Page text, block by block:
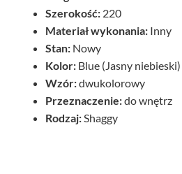
Szerokość: 220
Materiał wykonania: Inny
Stan: Nowy
Kolor: Blue (Jasny niebieski)
Wzór:dwukolorowy
Przeznaczenie:do wnętrz
Rodzaj:Shaggy